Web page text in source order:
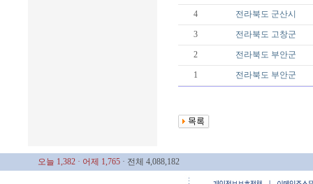
4 전라북도 군산시
3 전라북도 고창군
2 전라북도 부안군
1 전라북도 부안군
오늘 1,382 · 어제 1,765 · 전체 4,088,182